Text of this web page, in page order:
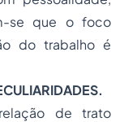
se que o foco
do trabalho é
de trato